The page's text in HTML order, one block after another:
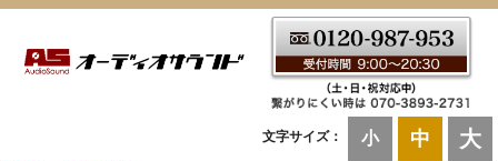
文字サイズ： 小 中 大